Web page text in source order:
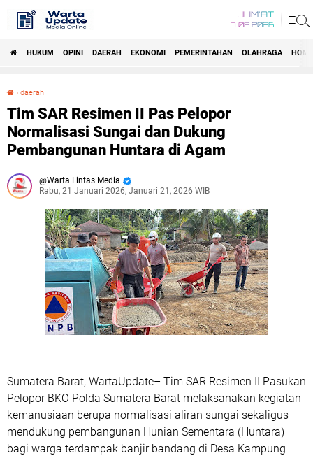
JUM'AT
7 08 2026
HUKUM OPINI DAERAH EKONOMI PEMERINTAHAN OLAHRAGA HOME
› daerah
Tim SAR Resimen II Pas Pelopor
Normalisasi Sungai dan Dukung
Pembangunan Huntara di Agam
Warta Lintas Media
Rabu, 21 Januari 2026, Januari 21, 2026 WIB
Sumatera Barat, WartaUpdate– Tim SAR Resimen II Pasukan
Pelopor BKO Polda Sumatera Barat melaksanakan kegiatan
kemanusiaan berupa normalisasi aliran sungai sekaligus
mendukung pembangunan Hunian Sementara (Huntara)
bagi warga terdampak banjir bandang di Desa Kampung